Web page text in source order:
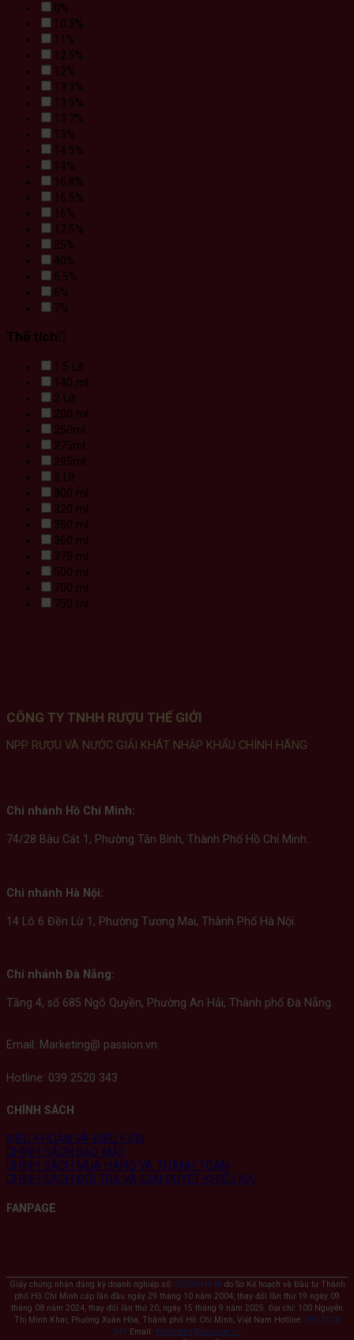
0%
10.5%
11%
12.5%
12%
13.3%
13.5%
13.7%
13%
14.5%
14%
16,8%
16.5%
16%
17,5%
25%
40%
6.5%
6%
7%
Thể tích
1.5 Lít
140 ml
2 Lít
200 ml
250ml
275ml
295ml
3 Lít
300 ml
320 ml
350 ml
360 ml
375 ml
500 ml
700 ml
750 ml
CÔNG TY TNHH RƯỢU THẾ GIỚI
NPP RƯỢU VÀ NƯỚC GIẢI KHÁT NHẬP KHẨU CHÍNH HÃNG
Chi nhánh Hồ Chí Minh:
74/28 Bàu Cát 1, Phường Tân Bình, Thành Phố Hồ Chí Minh.
Chi nhánh Hà Nội:
14 Lô 6 Đền Lừ 1, Phường Tương Mai, Thành Phố Hà Nội.
Chi nhánh Đà Nẵng:
Tầng 4, số 685 Ngô Quyền, Phường An Hải, Thành phố Đà Nẵng.
Email: Marketing@ passion.vn
Hotline: 039 2520 343
CHÍNH SÁCH
ĐIỀU KHOẢN VÀ ĐIỀU KIỆN
CHÍNH SÁCH BẢO MẬT
CHÍNH SÁCH MUA HÀNG VÀ THANH TOÁN
CHÍNH SÁCH ĐỔI TRẢ VÀ GIẢI QUYẾT KHIẾU NẠI
FANPAGE
Giấy chứng nhận đăng ký doanh nghiệp số: 0303541946do Sở Kế hoạch và Đầu tư Thành
phố Hồ Chí Minh cấp lần đầu ngày 29 tháng 10 năm 2004, thay đổi lần thứ 19 ngày 09
tháng 08 năm 2024, thay đổi lần thứ 20, ngày 15 tháng 9 năm 2025. Địa chỉ: 100 Nguyễn
Thị Minh Khai, Phường Xuân Hòa, Thành phố Hồ Chí Minh, Việt Nam Hotline: 039 2520
343 Email: marketing@passion.vn